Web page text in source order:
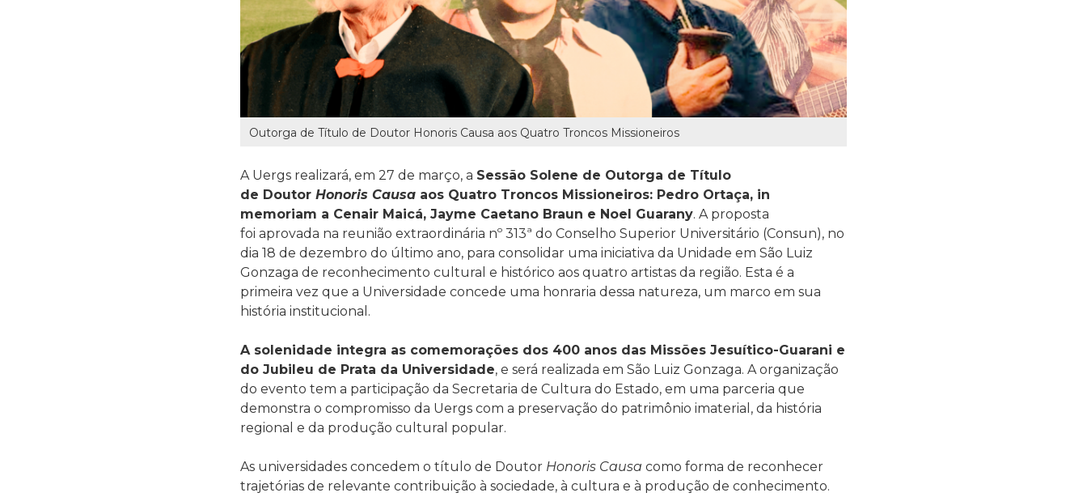
Outorga de Título de Doutor Honoris Causa aos Quatro Troncos Missioneiros
A Uergs realizará, em 27 de março, a Sessão Solene de Outorga de Título
de Doutor Honoris Causa aos Quatro Troncos Missioneiros: Pedro Ortaça, in
memoriam a Cenair Maicá, Jayme Caetano Braun e Noel Guarany. A proposta
foi aprovada na reunião extraordinária nº 313ª do Conselho Superior Universitário (Consun), no
dia 18 de dezembro do último ano, para consolidar uma iniciativa da Unidade em São Luiz
Gonzaga de reconhecimento cultural e histórico aos quatro artistas da região. Esta é a
primeira vez que a Universidade concede uma honraria dessa natureza, um marco em sua
história institucional.
A solenidade integra as comemorações dos 400 anos das Missões Jesuítico-Guarani e
do Jubileu de Prata da Universidade, e será realizada em São Luiz Gonzaga. A organização
do evento tem a participação da Secretaria de Cultura do Estado, em uma parceria que
demonstra o compromisso da Uergs com a preservação do patrimônio imaterial, da história
regional e da produção cultural popular.
As universidades concedem o título de Doutor Honoris Causa como forma de reconhecer
trajetórias de relevante contribuição à sociedade, à cultura e à produção de conhecimento.